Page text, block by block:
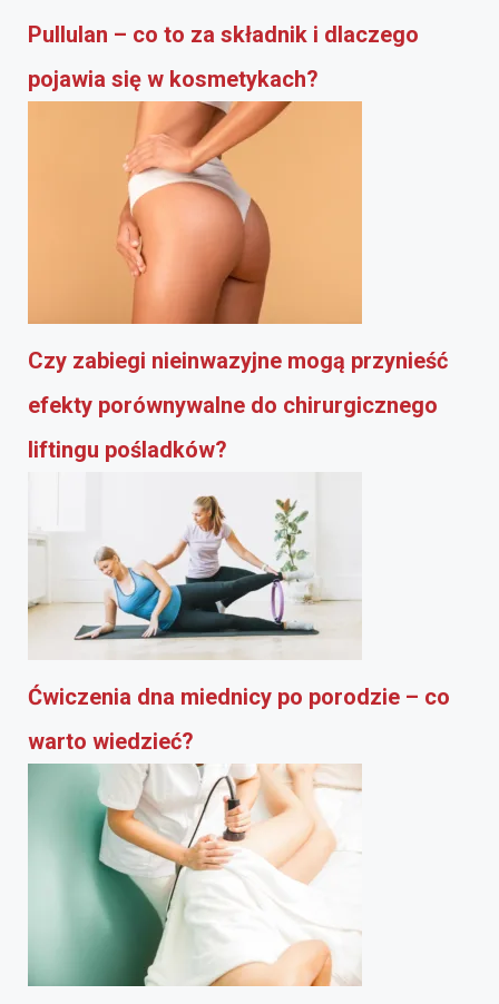
Pullulan – co to za składnik i dlaczego
pojawia się w kosmetykach?
Czy zabiegi nieinwazyjne mogą przynieść
efekty porównywalne do chirurgicznego
liftingu pośladków?
Ćwiczenia dna miednicy po porodzie – co
warto wiedzieć?